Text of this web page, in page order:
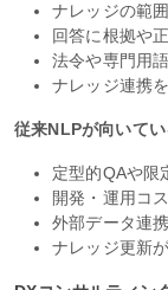
RAGと従
RAGが適している
ナレッジの範
回答に根拠や
法令や専門用
ナレッジ連携
従来NLPが向いて